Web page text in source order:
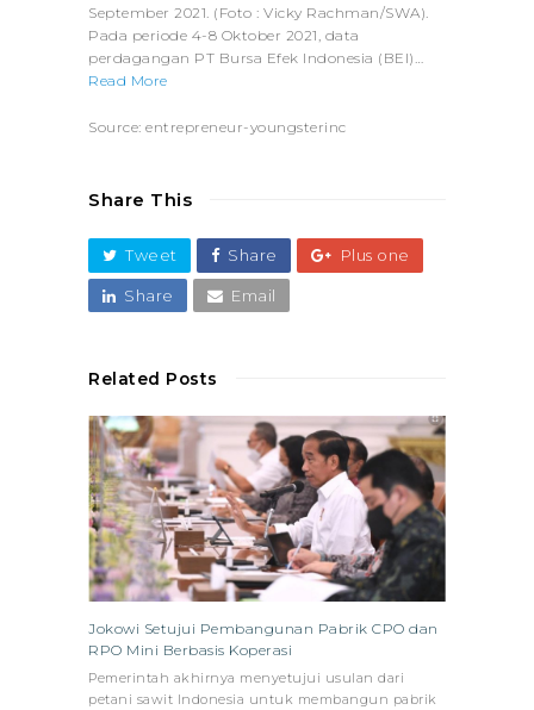
September 2021. (Foto : Vicky Rachman/SWA).
Pada periode 4-8 Oktober 2021, data
perdagangan PT Bursa Efek Indonesia (BEI)…
Read More
Source: entrepreneur-youngsterinc
Share This
Tweet Share Plus one
Share Email
Related Posts
Jokowi Setujui Pembangunan Pabrik CPO dan
RPO Mini Berbasis Koperasi
Pemerintah akhirnya menyetujui usulan dari
petani sawit Indonesia untuk membangun pabrik